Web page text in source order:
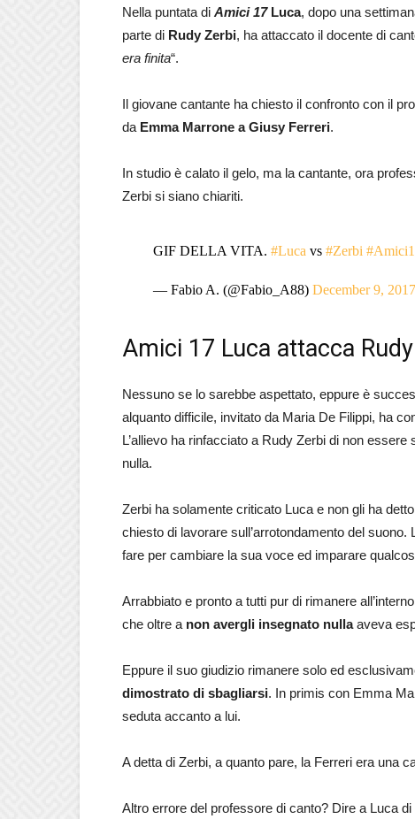
Nella puntata di Amici 17 Luca, dopo una
parte di Rudy Zerbi, ha attaccato il docente di
era finita“.
Il giovane cantante ha chiesto il confronto con il
da Emma Marrone a Giusy Ferreri.
In studio è calato il gelo, ma la cantante, ora
Zerbi si siano chiariti.
GIF DELLA VITA. #Luca vs #Zerbi
— Fabio A. (@Fabio_A88) December 9, 2017
Amici 17 Luca attacca
Nessuno se lo sarebbe aspettato, eppure è
alquanto difficile, invitato da Maria De Filippi, ha
L’allievo ha rinfacciato a Rudy Zerbi di non
nulla.
Zerbi ha solamente criticato Luca e non gli ha
chiesto di lavorare sull’arrotondamento del
fare per cambiare la sua voce ed imparare
Arrabbiato e pronto a tutti pur di rimanere
che oltre a non avergli insegnato nullaaveva
Eppure il suo giudizio rimanere solo ed
dimostrato di sbagliarsi. In primis con Emma
seduta accanto a lui.
A detta di Zerbi, a quanto pare, la Ferreri era una
Altro errore del professore di canto? Dire a Luca